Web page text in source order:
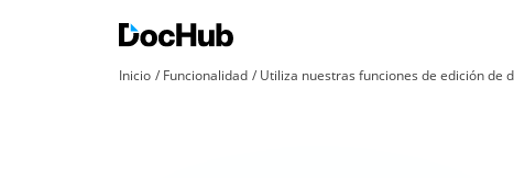
Inicio Funcionalidad Utiliza nuestras funciones de edición de